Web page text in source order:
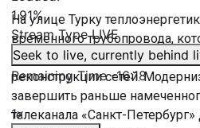
1.91%
Stream TypeLIVE
Seek to live, currently behind
Remaining Time-16:18
1x
На улице Турку
временного трубопровода,
для жителей квартала на
реконструкции сетей.
завершить раньше
телеканала «Санкт-